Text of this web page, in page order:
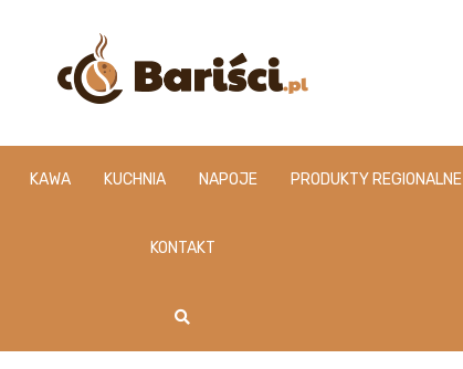
www.barisci.pl
KAWA KUCHNIA NAPOJE PRODUKTY REGIONALNE
KONTAKT